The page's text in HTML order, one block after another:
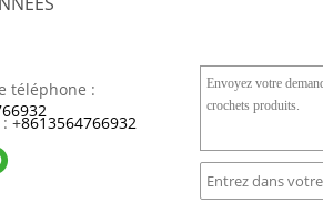
téléphone :
+8613564766932